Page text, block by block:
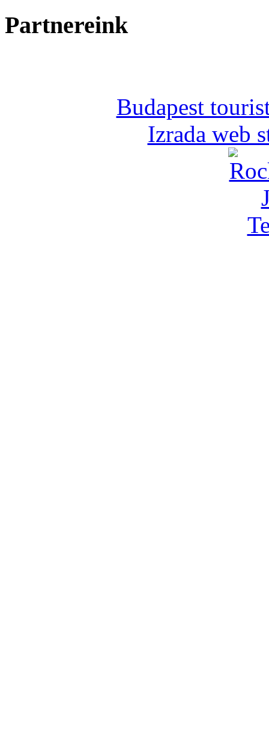
Partnereink
Budapest
Izrada web